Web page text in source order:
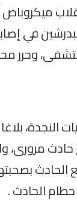
وحرر
النجدة،
مرورى،
الحادث
الحادث .